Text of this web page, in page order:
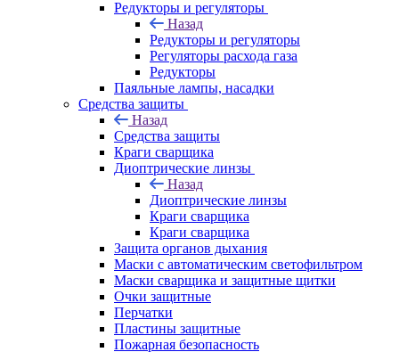
Редукторы и регуляторы
Назад
Редукторы и регуляторы
Регуляторы расхода газа
Редукторы
Паяльные лампы, насадки
Средства защиты
Назад
Средства защиты
Краги сварщика
Диоптрические линзы
Назад
Диоптрические линзы
Краги сварщика
Краги сварщика
Защита органов дыхания
Маски с автоматическим светофильтром
Маски сварщика и защитные щитки
Очки защитные
Перчатки
Пластины защитные
Пожарная безопасность